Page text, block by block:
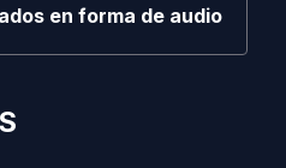
en forma de audio